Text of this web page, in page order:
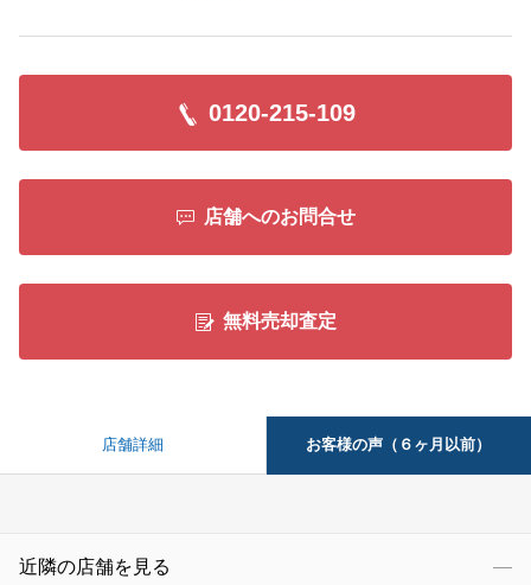
0120-215-109
店舗へのお問合せ
無料売却査定
店舗詳細 お客様の声（６ヶ月以前）
近隣の店舗を見る